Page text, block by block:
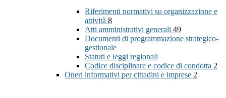
Riferimenti normativi su organizzazione e
attività 8
Atti amministrativi generali 49
Documenti di programmazione strategico-
gestionale
Statuti e leggi regionali
Codice disciplinare e codice di condotta 2
Oneri informativi per cittadini e imprese 2